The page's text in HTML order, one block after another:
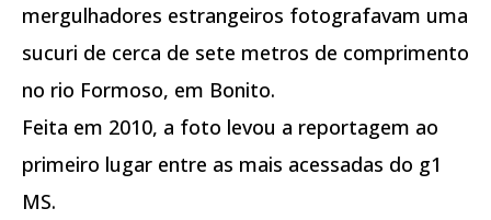
mergulhadores estrangeiros fotografavam uma
sucuri de cerca de sete metros de comprimento
no rio Formoso, em Bonito.
Feita em 2010, a foto levou a reportagem ao
primeiro lugar entre as mais acessadas do g1
MS.